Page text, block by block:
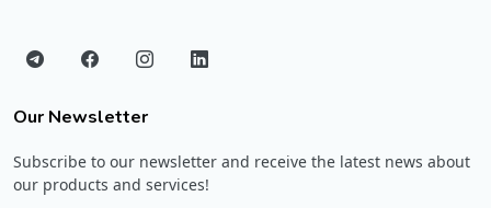
Our Newsletter
Subscribe to our newsletter and receive the latest news about
our products and services!